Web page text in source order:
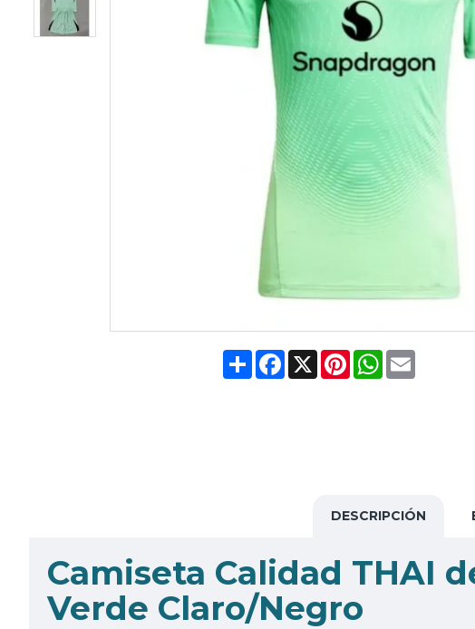
ShareFacebook
X PinterestWhatsApp
Email
DESCRIPCIÓN
Camiseta Calidad THAI
Verde Claro/Negro